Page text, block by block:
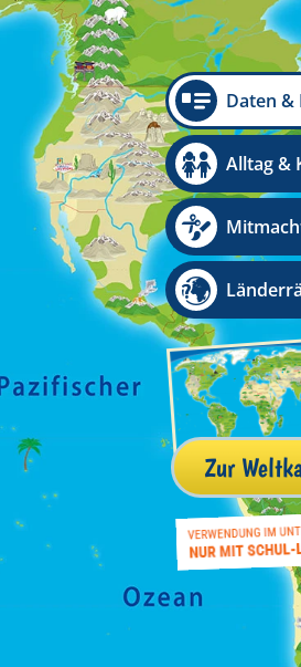
Daten &
Alltag &
Zur